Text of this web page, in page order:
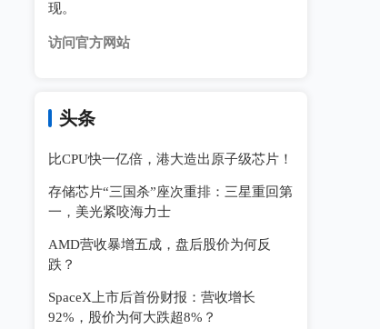
现。
访问官方网站
头条
比CPU快一亿倍，港大造出原子级芯片！
存储芯片“三国杀”座次重排：三星重回第
一，美光紧咬海力士
AMD营收暴增五成，盘后股价为何反
跌？
SpaceX上市后首份财报：营收增长
92%，股价为何大跌超8%？